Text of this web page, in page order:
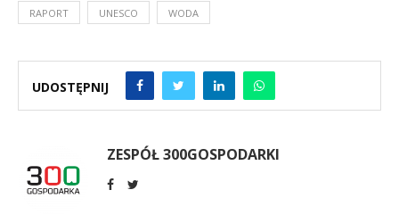
RAPORT UNESCO WODA
UDOSTĘPNIJ
ZESPÓŁ 300GOSPODARKI